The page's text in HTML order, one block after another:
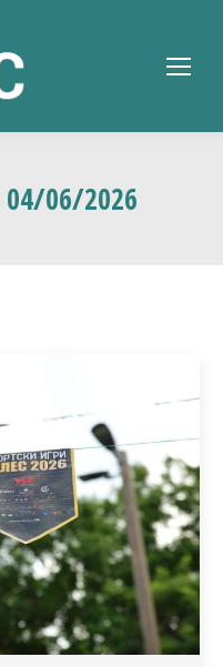
04/06/2026